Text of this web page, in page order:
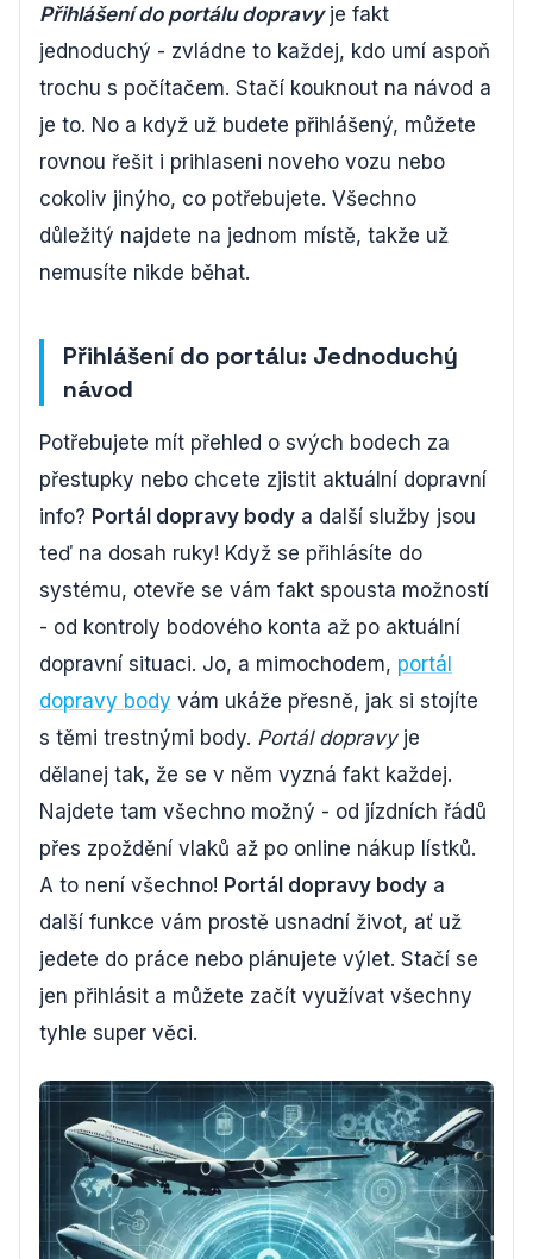
Přihlášení do portálu dopravyje fakt
jednoduchý - zvládne to každej, kdo umí aspoň
trochu s počítačem. Stačí kouknout na návod a
je to. No a když už budete přihlášený, můžete
rovnou řešit i prihlaseni noveho vozu nebo
cokoliv jinýho, co potřebujete. Všechno
důležitý najdete na jednom místě, takže už
nemusíte nikde běhat.
Přihlášení do portálu: Jednoduchý
návod
Potřebujete mít přehled o svých bodech za
přestupky nebo chcete zjistit aktuální dopravní
info? Portál dopravy body a další služby jsou
teď na dosah ruky! Když se přihlásíte do
systému, otevře se vám fakt spousta možností
- od kontroly bodového konta až po aktuální
dopravní situaci. Jo, a mimochodem, portál
dopravy body vám ukáže přesně, jak si stojíte
s těmi trestnými body. Portál dopravyje
dělanej tak, že se v něm vyzná fakt každej.
Najdete tam všechno možný - od jízdních řádů
přes zpoždění vlaků až po online nákup lístků.
A to není všechno! Portál dopravy body a
další funkce vám prostě usnadní život, ať už
jedete do práce nebo plánujete výlet. Stačí se
jen přihlásit a můžete začít využívat všechny
tyhle super věci.